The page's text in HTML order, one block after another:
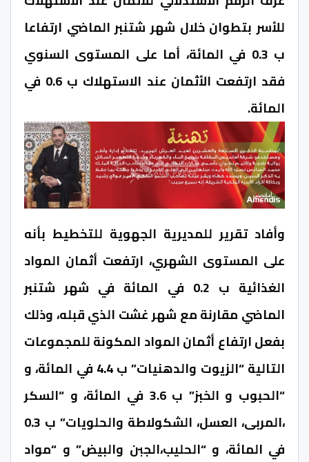
للأسر بتطوان خلال شهر شتنبر الماضي ارتفاعا
ب 0.3 في المائة، أما على المستوى السنوي
فقد ارتفعت الأثمان عند الاستهلاك ب 0.6 في
المائة.
وأفاد تقرير للمديرية الجهوية للتخطيط بأنه
على المستوى الشهري، ارتفعت أثمان المواد
الغذائية ب 0.2 في المائة في شهر شتنبر
الماضي مقارنة مع شهر غشت الذي قبله، وذلك
بفعل ارتفاع أثمان المواد المكونة للمجموعات
التالية “الزيوت والدهنيات” ب 4.4 في المائة، و
“الحبوب و الخبز” ب 3.6 في المائة، و “السكر
،المربى، العسل، الشكولاطة والحلويات” ب 0.3
في المائة، و “الحليب،الجبن والبيض” و “مواد